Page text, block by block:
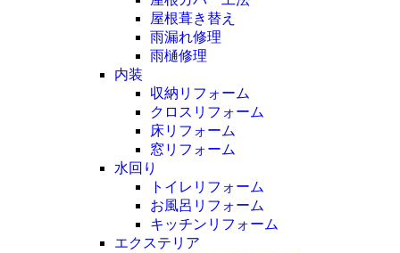
屋根葺き替え
雨漏れ修理
雨樋修理
内装
収納リフォーム
クロスリフォーム
床リフォーム
窓リフォーム
水回り
トイレリフォーム
お風呂リフォーム
キッチンリフォーム
エクステリア